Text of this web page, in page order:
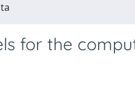
for the